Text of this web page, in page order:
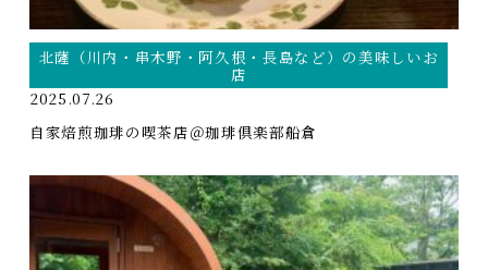
北薩（川内・串木野・阿久根・長島など）の美味しいお
店
2025.07.26
自家焙煎珈琲の喫茶店＠珈琲倶楽部船倉